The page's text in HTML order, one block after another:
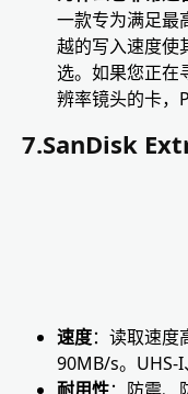
一款专为满足最
越的写入速度使
选。如果您正在
辨率镜头的卡，
7.SanDisk
速度：读取速
90MB/s。UHS-I